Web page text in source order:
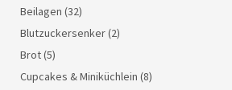
Beilagen (32)
Blutzuckersenker(2)
Brot(5)
Cupcakes & Miniküchlein (8)